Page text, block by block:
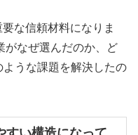
な信頼材料になりま
がなぜ選んだのか、ど
うな課題を解決したの